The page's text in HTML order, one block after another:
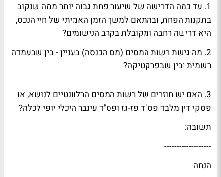
1. עד כמה הדרישה של שיעור פחת גבוה יותר ממה שנקוב
בתקנות הפחת, ובהתאם למשך הזמן האמיתי של חיי הנכס,
היא דרישה רחבה ומקובלת בקרב הנישומים?
2. מה גישת רשות המסים (מס הכנסה) בעניין - בין שבעמדה
רשמית ובין שבפרקטיקה?
3. האם יש חוזרים של רשות המסים הרלוונטיים לנושא, או
פסקי דין מלבד פס"ד פז-גז ופס"ד עינבר היכלי יופי לכלה?
תשובה:
-------------------
הנחה